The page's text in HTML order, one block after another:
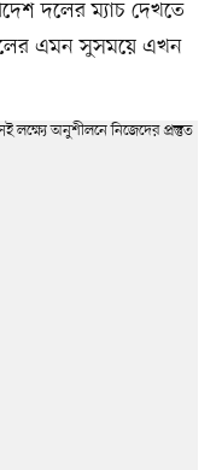
দলের ম্যাচ দেখতে
এমন সুসময়ে এখন